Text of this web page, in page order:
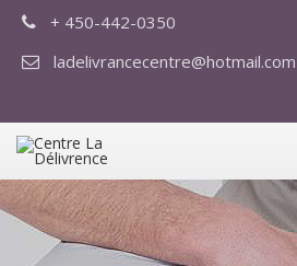
+ 450-442-0350
ladelivrancecentre@hotmail.com